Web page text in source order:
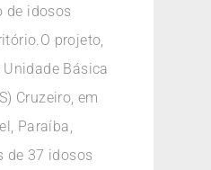
de idosos
projeto,
Básica
Cruzeiro, em
Paraíba,
de 37 idosos